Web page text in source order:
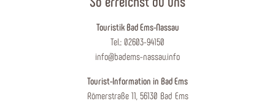
Touristik Bad Ems-Nassau
Tel.: 02603-94150
info@badems-nassau.info
Tourist-Information in Bad Ems
Römerstraße 11, 56130 Bad Ems